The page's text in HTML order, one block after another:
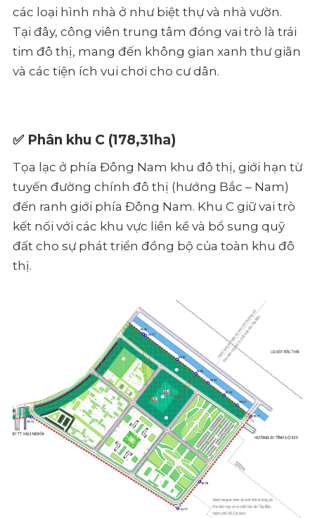
các loại hình nhà ở như biệt thự và nhà vườn.
Tại đây, công viên trung tâm đóng vai trò là trái
tim đô thị, mang đến không gian xanh thư giãn
và các tiện ích vui chơi cho cư dân.
✅ Phân khu C (178,31ha)
Tọa lạc ở phía Đông Nam khu đô thị, giới hạn từ
tuyến đường chính đô thị (hướng Bắc – Nam)
đến ranh giới phía Đông Nam. Khu C giữ vai trò
kết nối với các khu vực liền kề và bổ sung quỹ
đất cho sự phát triển đồng bộ của toàn khu đô
thị.